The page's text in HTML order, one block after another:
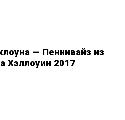
— Пеннивайз из
Хэллоуин 2017